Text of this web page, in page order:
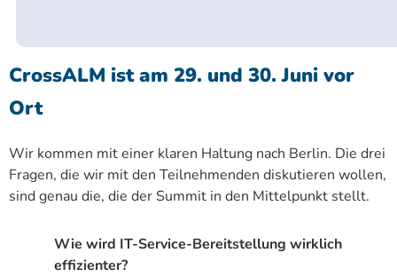
CrossALM ist am 29. und 30. Juni vor
Ort
Wir kommen mit einer klaren Haltung nach Berlin. Die drei
Fragen, die wir mit den Teilnehmenden diskutieren wollen,
sind genau die, die der Summit in den Mittelpunkt stellt.
Wie wird IT-Service-Bereitstellung wirklich
effizienter?